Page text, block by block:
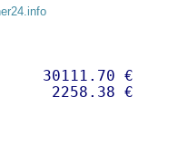
30111.70 €